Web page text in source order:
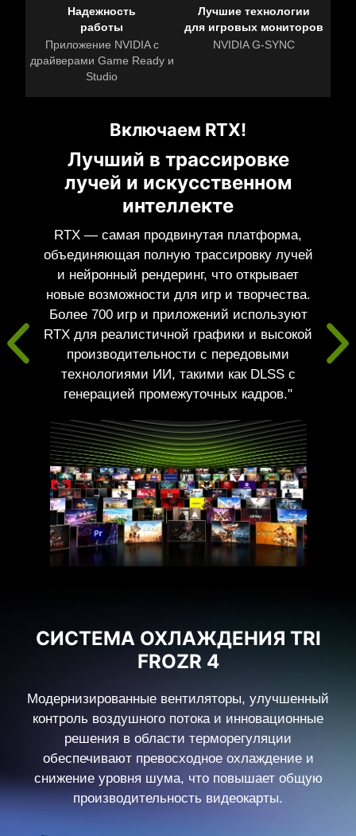
Надежность
работы
Приложение NVIDIA с
драйверами Game Ready и
Studio
Лучшие технологии
для игровых мониторов
NVIDIA G-SYNC
Включаем RTX!
Лучший в трассировке
лучей и искусственном
интеллекте
RTX — самая продвинутая платформа,
объединяющая полную трассировку лучей
и нейронный рендеринг, что открывает
новые возможности для игр и творчества.
Более 700 игр и приложений используют
RTX для реалистичной графики и высокой
производительности с передовыми
технологиями ИИ, такими как DLSS с
генерацией промежуточных кадров."
СИСТЕМА ОХЛАЖДЕНИЯ TRI
FROZR 4
Модернизированные вентиляторы, улучшенный
контроль воздушного потока и инновационные
решения в области терморегуляции
обеспечивают превосходное охлаждение и
снижение уровня шума, что повышает общую
производительность видеокарты.